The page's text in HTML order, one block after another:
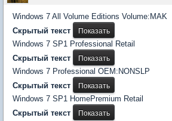
Windows 7 All Volume Editions Volume:MAK
Скрытый текст
Windows 7 SP1 Professional Retail
Скрытый текст
Windows 7 Professional OEM:NONSLP
Скрытый текст
Windows 7 SP1 HomePremium Retail
Скрытый текст